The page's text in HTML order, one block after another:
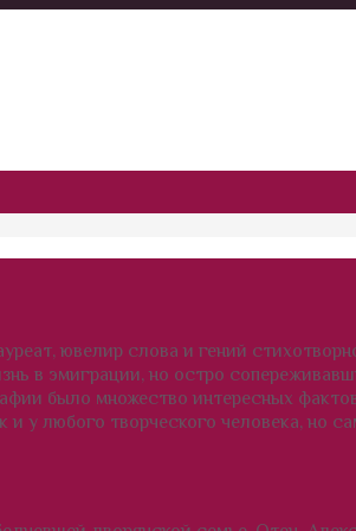
ювелир слова и гений
в эмиграции, но остро
было множество интересных
у любого творческого человека, но